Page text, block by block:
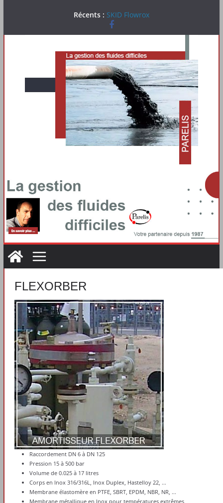
contenu
Récents : SKID Flowrox
FLEXORBER
Raccordement DN 6 à DN 125
Pression 15 à 500 bar
Volume de 0.025 à 17 litres
Corps en Inox 316/316L, Inox Duplex, Hastelloy 22, ...
Membrane élastomère en PTFE, SBRT, EPDM, NBR, NR, ...
Membrane métallique en Inox pour températures extrêmes